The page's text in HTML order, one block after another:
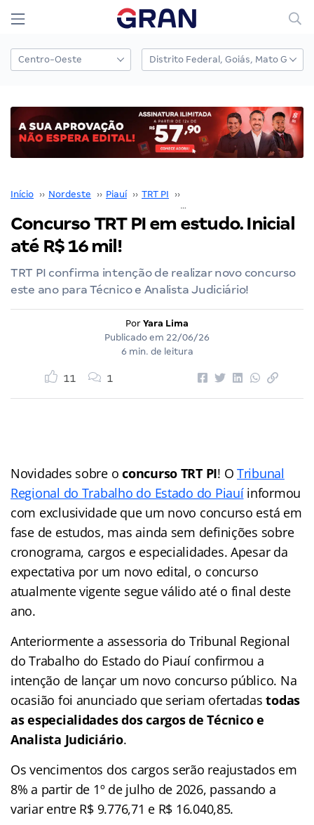
Início ›› Nordeste ›› Piauí ›› TRT PI ››
Concurso TRT PI em estudo. Inicial
até R$ 16 mil!
TRT PI confirma intenção de realizar novo concurso
este ano para Técnico e Analista Judiciário!
Por Yara Lima
Publicado em 22/06/26
6 min. de leitura
11 1
Novidades sobre oconcurso TRT PI! OTribunal
Regional do Trabalho do Estado do Piauíinformou
com exclusividade que um novo concurso está em
fase de estudos, mas ainda sem definições sobre
cronograma, cargos e especialidades. Apesar da
expectativa por um novo edital, o concurso
atualmente vigente segue válido até o final deste
ano.
Anteriormente a assessoria do Tribunal Regional
do Trabalho do Estado do Piauí confirmou a
intenção de lançar um novo concurso público. Na
ocasião foi anunciado que seriam ofertadastodas
as especialidades dos cargos de Técnico e
Analista Judiciário.
Os vencimentos dos cargos serão reajustados em
8% a partir de 1º de julho de 2026, passando a
variar entre R$ 9.776,71 e R$ 16.040,85.